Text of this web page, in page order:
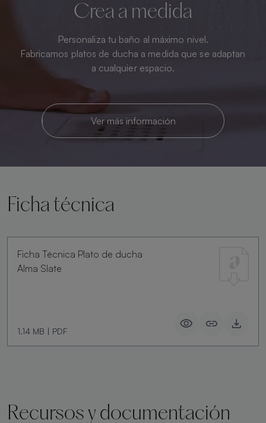
Crea a medida
Personaliza tu baño al máximo nivel.
Fabricamos platos de ducha a medida que se adaptan
a cualquier espacio.
Ver más información
Ficha técnica
Ficha Técnica Plato de ducha
Alma Slate
1.14 MB | PDF
Recursos y documentación